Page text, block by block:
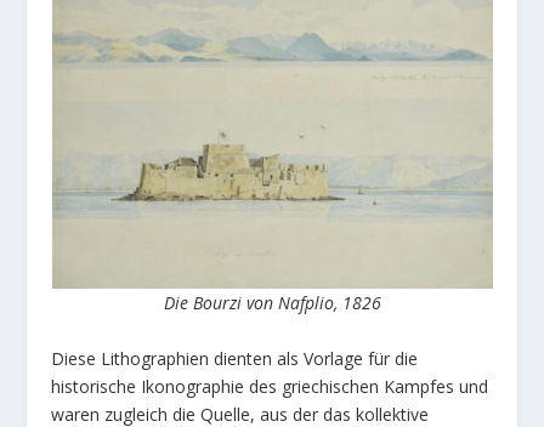
Die Bourzi von Nafplio, 1826
Diese Lithographien dienten als Vorlage für die
historische Ikonographie des griechischen Kampfes und
waren zugleich die Quelle, aus der das kollektive